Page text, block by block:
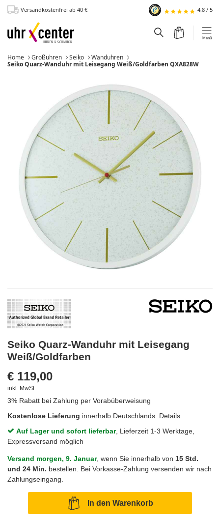
Hauptinhalt
Versandkostenfrei ab 40 € 4,8 / 5
Menü
Warenkorb
Suchfeld
Home Großuhren Seiko
Wanduhren
Momentan:
Seiko Quarz-Wanduhr mit Leisegang Weiß/Goldfarben QXA828W
Seiko Quarz-Wanduhr mit Leisegang
Weiß/Goldfarben
€ 119,00
inkl. MwSt.
3% Rabatt bei Zahlung per Vorabüberweisung
Kostenlose Lieferung innerhalb Deutschlands. Details
Auf Lager und sofort lieferbar, Lieferzeit 1-3 Werktage,
Expressversand möglich
Versand morgen, 9. Januar, wenn Sie innerhalb von 15 Std.
und 24 Min. bestellen. Bei Vorkasse-Zahlung versenden wir nach
Zahlungseingang.
In den Warenkorb